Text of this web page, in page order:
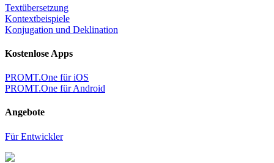
Textübersetzung
Kontextbeispiele
Konjugation und Deklination
Kostenlose Apps
PROMT.One für iOS
PROMT.One für Android
Angebote
Für Entwickler